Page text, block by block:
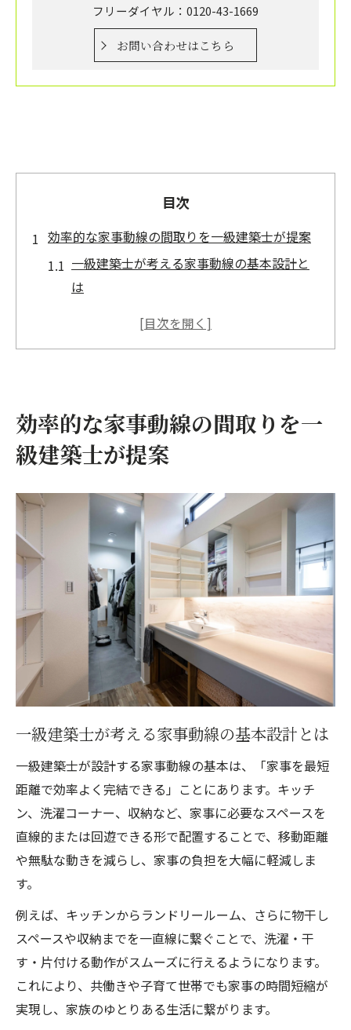
フリーダイヤル：0120-43-1669
お問い合わせはこちら
目次
効率的な家事動線の間取りを一級建築士が提案
一級建築士が考える家事動線の基本設計と
は
北九州市で叶える効率的な家事間取りのポ
家事効率を高める動線配置の具体的な工夫
例
暮らしやすさ重視の間取りを一級建築士が
共働き家庭も安心の家事ラク設計ポイント
共働き世帯に最適な一級建築士の家事動線
設計
家事時間を短縮するための間取りアイデア
一級建築士が提案する子育てと両立しやす
い動線
生活リズムを考慮した注文住宅の動線設計
森崎建築設計事務所の家事ラク事例を紹介
家事が楽になる動線設計とは何かを深掘り
一級建築士が重視する家事ラク動線の要素
とは
洗濯や調理が楽になる動線の仕組みを解説
北九州市の実例に学ぶストレスフリー動線
注文住宅で取り入れたい家事動線の最新ト
レンド
家族構成に合わせた動線のカスタマイズ方
法
効率的な家事動線の間取りを一
級建築士が提案
一級建築士が考える家事動線の基本設計とは
一級建築士が設計する家事動線の基本は、「家事を最短
距離で効率よく完結できる」ことにあります。キッチ
ン、洗濯コーナー、収納など、家事に必要なスペースを
直線的または回遊できる形で配置することで、移動距離
や無駄な動きを減らし、家事の負担を大幅に軽減しま
す。
例えば、キッチンからランドリールーム、さらに物干し
スペースや収納までを一直線に繋ぐことで、洗濯・干
す・片付ける動作がスムーズに行えるようになります。
これにより、共働きや子育て世帯でも家事の時間短縮が
実現し、家族のゆとりある生活に繋がります。